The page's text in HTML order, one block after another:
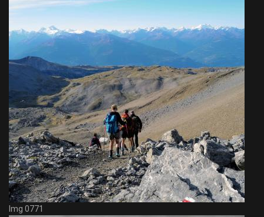
Img 0771